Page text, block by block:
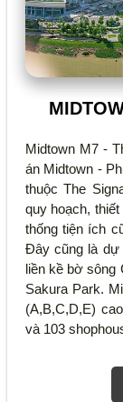
Midtown M7 -
án Midtown -
thuộc The
quy hoạch,
thống tiện ích
Đây cũng là dự
liền kề bờ sông
Sakura Park.
(A,B,C,D,E)
và 103